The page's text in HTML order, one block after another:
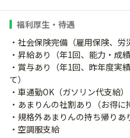
福利厚生・待遇
・社会保険完備（雇用保険、労
・昇給あり（年1回、能力・成績
・賞与あり（年1回、昨年度実
て）
・車通勤OK（ガソリン代支給）
・あまりんの社割あり（お得に
・規格外あまりんの持ち帰りあ
・空調服支給